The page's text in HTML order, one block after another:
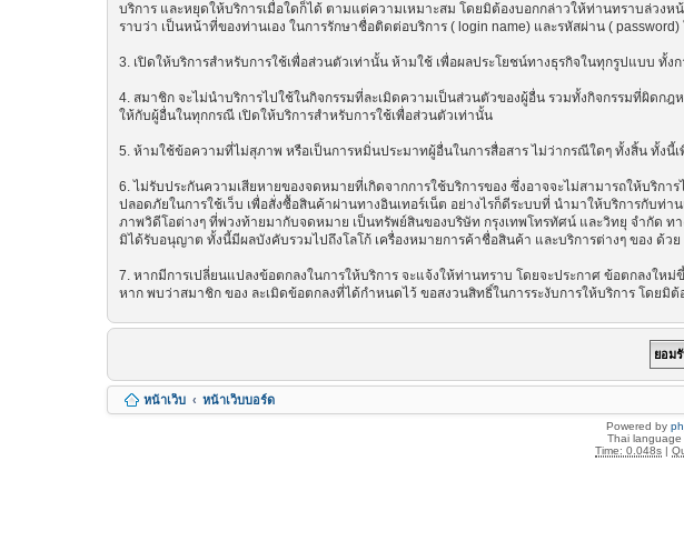
บริการ และหยุดให้บริการเมื่อใดก็ได้ ตามแต่ความเหมาะสม โดยมิต้องบอกกล่าวให้ท่านทราบล่วง
ราบว่า เป็นหน้าที่ของท่านเอง ในการรักษาชื่อติดต่อบริการ ( login name) และรหัสผ่าน (
3. เปิดให้บริการสำหรับการใช้เพื่อส่วนตัวเท่านั้น ห้ามใช้ เพื่อผลประโยชน์ทางธุรกิจในทุกรูปแบบ
4. สมาชิก จะไม่นำบริการไปใช้ในกิจกรรมที่ละเมิดความเป็นส่วนตัวของผู้อื่น รวมทั้งกิจกรรมที่ผิดก
ให้กับผู้อื่นในทุกกรณี เปิดให้บริการสำหรับการใช้เพื่อส่วนตัวเท่านั้น
5. ห้ามใช้ข้อความที่ไม่สุภาพ หรือเป็นการหมิ่นประมาทผู้อื่นในการสื่อสาร ไม่ว่ากรณีใดๆ ทั้งสิ้น ทั้งนี้
6. ไม่รับประกันความเสียหายของจดหมายที่เกิดจากการใช้บริการของ ซึ่งอาจจะไม่สามารถให้บริก
ปลอดภัยในการใช้เว็บ เพื่อสั่งซื้อสินค้าผ่านทางอินเทอร์เน็ต อย่างไรก็ดีระบบที่ นำมาให้บริการกับ
ภาพวิดีโอต่างๆ ที่พ่วงท้ายมากับจดหมาย เป็นทรัพย์สินของบริษัท กรุงเทพโทรทัศน์ และวิทยุ จำกัด
มิได้รับอนุญาต ทั้งนี้มีผลบังคับรวมไปถึงโลโก้ เครื่องหมายการค้าชื่อสินค้า และบริการต่างๆ ของ ด้วย
7. หากมีการเปลี่ยนแปลงข้อตกลงในการให้บริการ จะแจ้งให้ท่านทราบ โดยจะประกาศ ข้อตกลงใ
หาก พบว่าสมาชิก ของ ละเมิดข้อตกลงที่ได้กำหนดไว้ ขอสงวนสิทธิ์ในการระงับการให้บริการ โดยมิ
หน้าเว็บ หน้าเว็บบอร์ด
Powered by
Thai language
Time: 0.048s |